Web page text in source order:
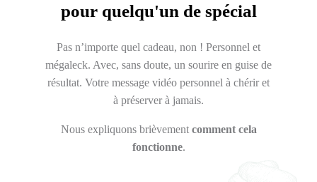
pour quelqu'un de spécial
Pas n’importe quel cadeau, non ! Personnel et
mégaleck. Avec, sans doute, un sourire en guise de
résultat. Votre message vidéo personnel à chérir et
à préserver à jamais.
Nous expliquons brièvement comment cela
fonctionne.